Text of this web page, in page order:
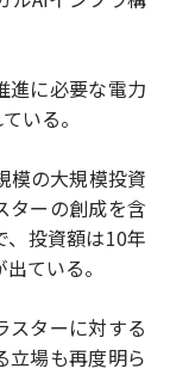
進に必要な電力
いる。
模の大規模投資
ターの創成を含
、投資額は10年
ている。
スターに対する
立場も再度明ら